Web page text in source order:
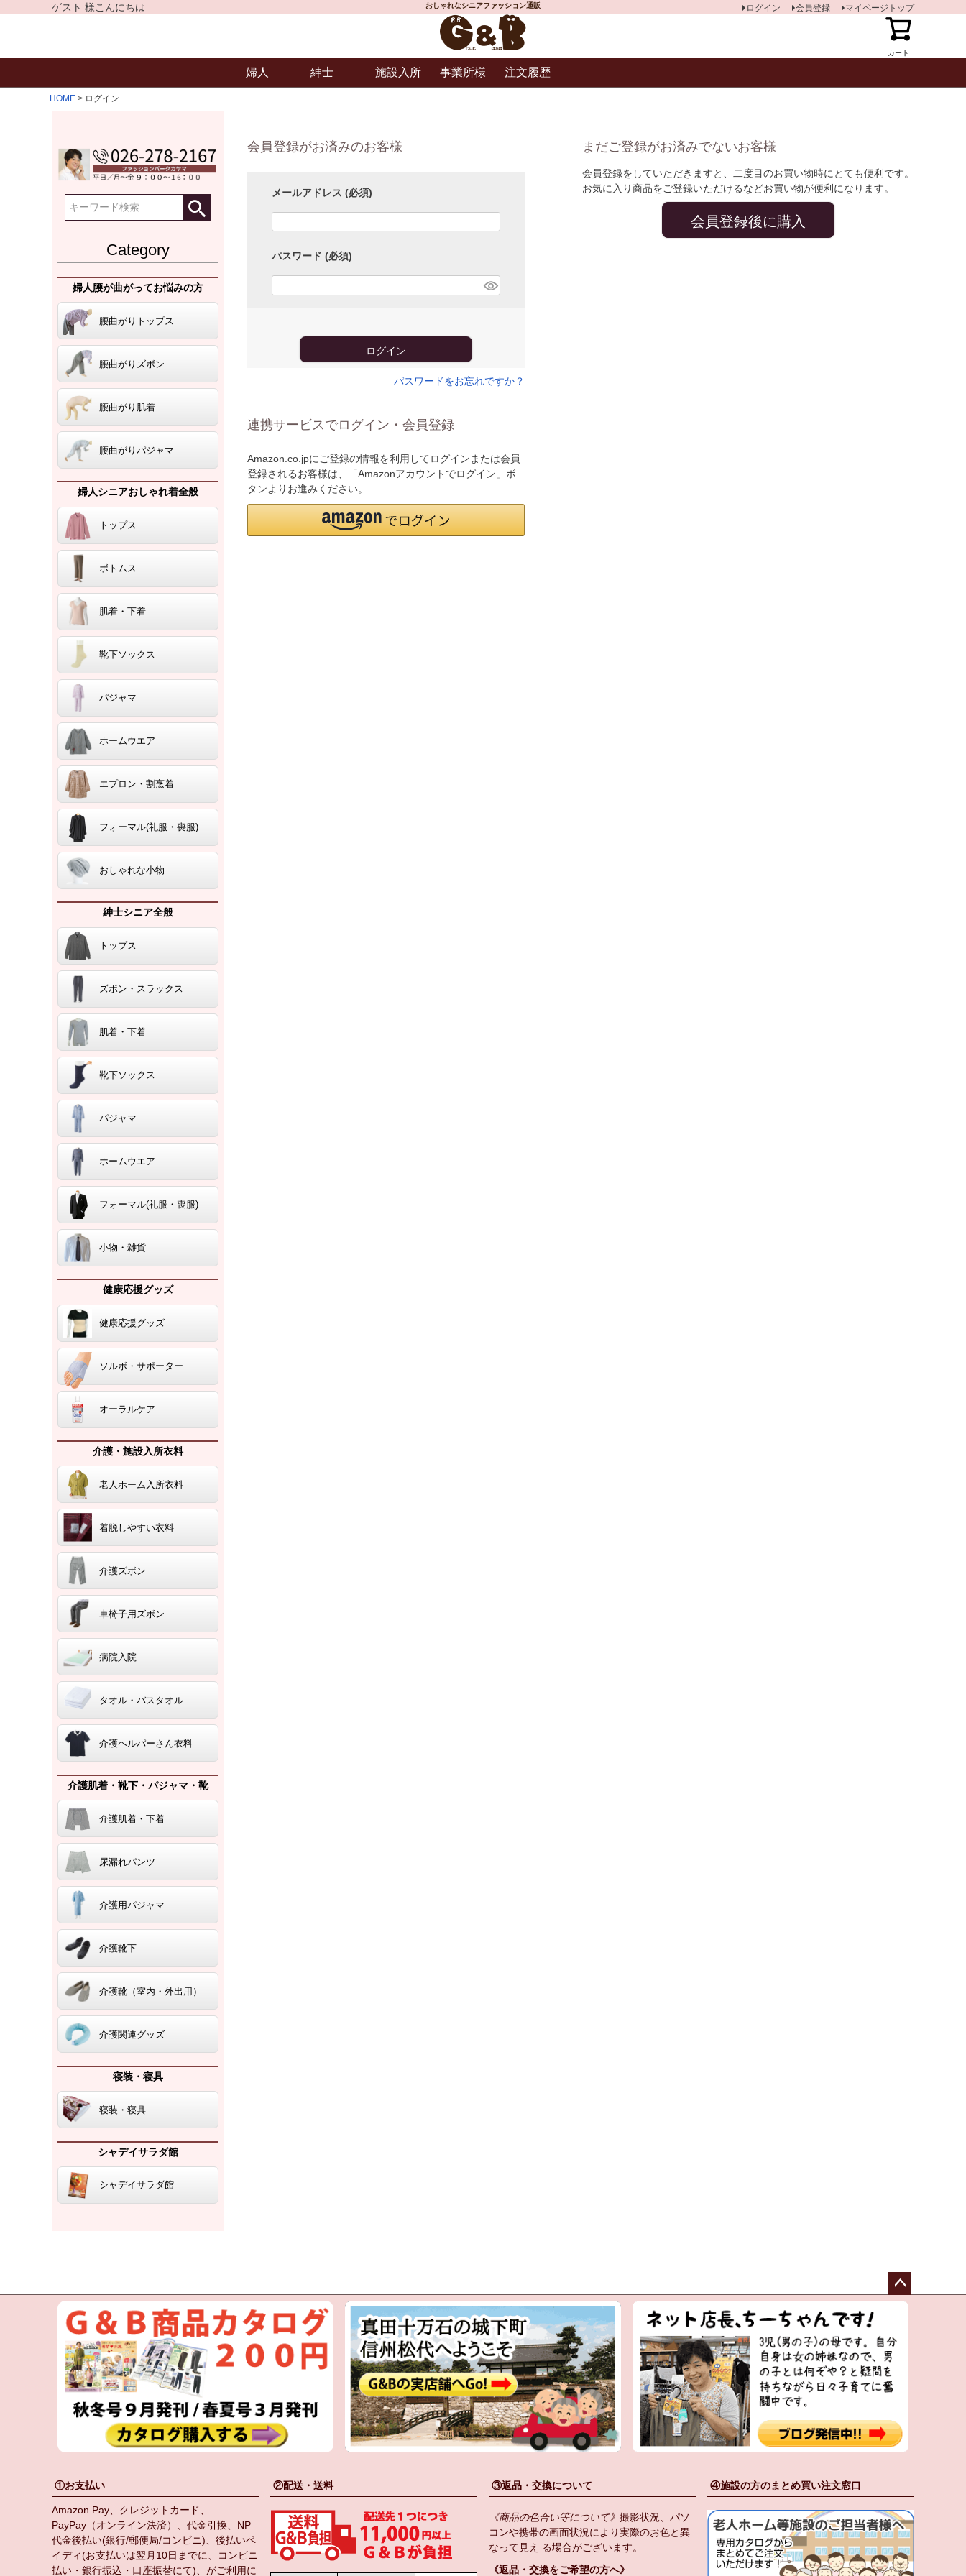
ゲスト 様こんにちは おしゃれなシニアファッション通販
カート
ログイン 会員登録 マイページトップ
婦人 紳士 施設入所 事業所様 注文履歴
HOME ログイン
Category
婦人腰が曲がってお悩みの方
腰曲がりトップス
腰曲がりズボン
腰曲がり肌着
腰曲がりパジャマ
婦人シニアおしゃれ着全般
トップス
ボトムス
肌着・下着
靴下ソックス
パジャマ
ホームウエア
エプロン・割烹着
フォーマル(礼服・喪服)
おしゃれな小物
紳士シニア全般
トップス
ズボン・スラックス
肌着・下着
靴下ソックス
パジャマ
ホームウエア
フォーマル(礼服・喪服)
小物・雑貨
健康応援グッズ
健康応援グッズ
ソルボ・サポーター
オーラルケア
介護・施設入所衣料
老人ホーム入所衣料
着脱しやすい衣料
介護ズボン
車椅子用ズボン
病院入院
タオル・バスタオル
介護ヘルパーさん衣料
介護肌着・靴下・パジャマ・靴
介護肌着・下着
尿漏れパンツ
介護用パジャマ
介護靴下
介護靴（室内・外出用）
介護関連グッズ
寝装・寝具
寝装・寝具
シャデイサラダ館
シャデイサラダ館
会員登録がお済みのお客様
メールアドレス (必須)
パスワード (必須)
ログイン
パスワードをお忘れですか？
連携サービスでログイン・会員登録
Amazon.co.jpにご登録の情報を利用してログインまたは会員
登録されるお客様は、「Amazonアカウントでログイン」ボ
タンよりお進みください。
まだご登録がお済みでないお客様
会員登録をしていただきますと、二度目のお買い物時にとても便利です。
お気に入り商品をご登録いただけるなどお買い物が便利になります。
会員登録後に購入
ペー
へ
①お支払い
Amazon Pay、クレジットカード、
PayPay（オンライン決済）、代金引換、NP
代金後払い(銀行/郵便局/コンビニ)、後払いペ
イディ(お支払いは翌月10日までに、コンビニ
払い・銀行振込・口座振替にて)、がご利用に
②配送・送料 ③返品・交換について
《商品の色合い等について》 撮影状況、パソ
コンや携帯の画面状況により実際のお色と異
なって見え る場合がございます。
《返品・交換をご希望の方へ》
④施設の方のまとめ買い注文窓口